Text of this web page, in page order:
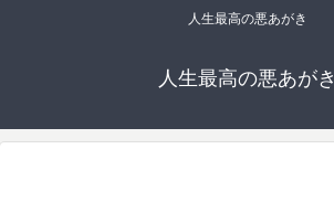
人生最高の悪あがき
人生最高の悪あがき